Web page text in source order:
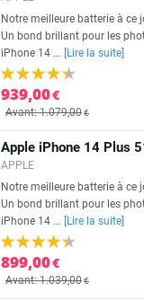
Notre meilleure batterie à ce
Un bond brillant pour les
iPhone 14 ...
[Lire la suite]
939,00€
Avant: 1.079,00€
Apple iPhone 14 Plus
APPLE
Notre meilleure batterie à ce
Un bond brillant pour les
iPhone 14 ...
[Lire la suite]
899,00€
Avant: 1.039,00€